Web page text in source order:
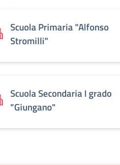
Scuola Primaria "Alfonso
Stromilli"
Scuola Secondaria I grado
"Giungano"